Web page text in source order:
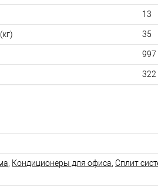
13
35
997
322
, Кондиционеры для офиса, Сплит